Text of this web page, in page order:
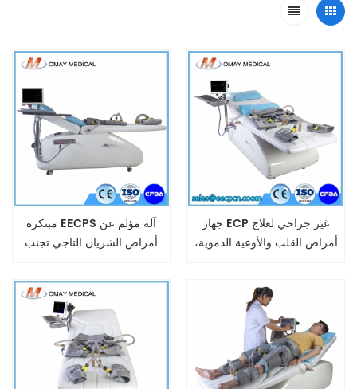
مبتكرة EECPS آلة مؤلم عن
أمراض الشريان التاجي تجنب
جهاز ECP غير جراحي لعلاج
أمراض القلب والأوعية الدموية،